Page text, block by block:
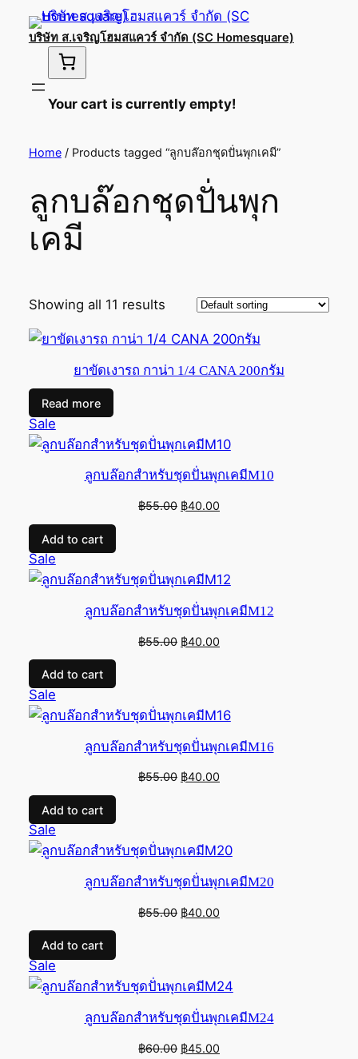
บริษัท ส.เจริญโฮมสแควร์ จำกัด (SC Homesquare)
Your cart is currently empty!
Home/ Products tagged “ลูกบล๊อกชุดปั่นพุกเคมี”
ลูกบล๊อกชุดปั่นพุก
เคมี
Showing all 11 results
ยาขัดเงารถ กาน่า 1/4 CANA 200กรัม
Read more
SaleProduct
on
ลูกบล๊อกสำหรับชุดปั่นพุกเคมีM10
฿55.00 Original
฿40.00
Add to cart
SaleProduct
on
ลูกบล๊อกสำหรับชุดปั่นพุกเคมีM12
฿55.00 Original
฿40.00
Add to cart
SaleProduct
on
ลูกบล๊อกสำหรับชุดปั่นพุกเคมีM16
฿55.00 Original
฿40.00
Add to cart
SaleProduct
on
ลูกบล๊อกสำหรับชุดปั่นพุกเคมีM20
฿55.00 Original
฿40.00
Add to cart
SaleProduct
on
ลูกบล๊อกสำหรับชุดปั่นพุกเคมีM24
฿60.00 Original
฿45.00